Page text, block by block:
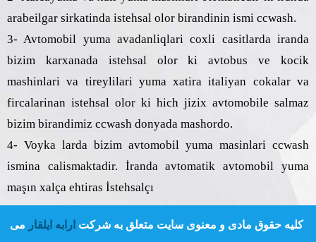
arabeilgar sirkatinda istehsal olor birandinin ismi ccwash.
3- Avtomobil yuma avadanliqlari coxli casitlarda iranda
bizim karxanada istehsal olor ki avtobus ve kocik
mashinlari va tireylilari yuma xatira italiyan cokalar va
fircalarinan istehsal olor ki hich jizix avtomobile salmaz
bizim birandimiz ccwash donyada mashordo.
4- Voyka larda bizim avtomobil yuma masinlari ccwash
ismina calismaktadir. İranda avtomatik avtomobil yuma
maşın xalça ehtiras İstehsalçı
کلیه حقوق مادی و معنوی سایت متعلق به شرکت ارابه ایلقار می